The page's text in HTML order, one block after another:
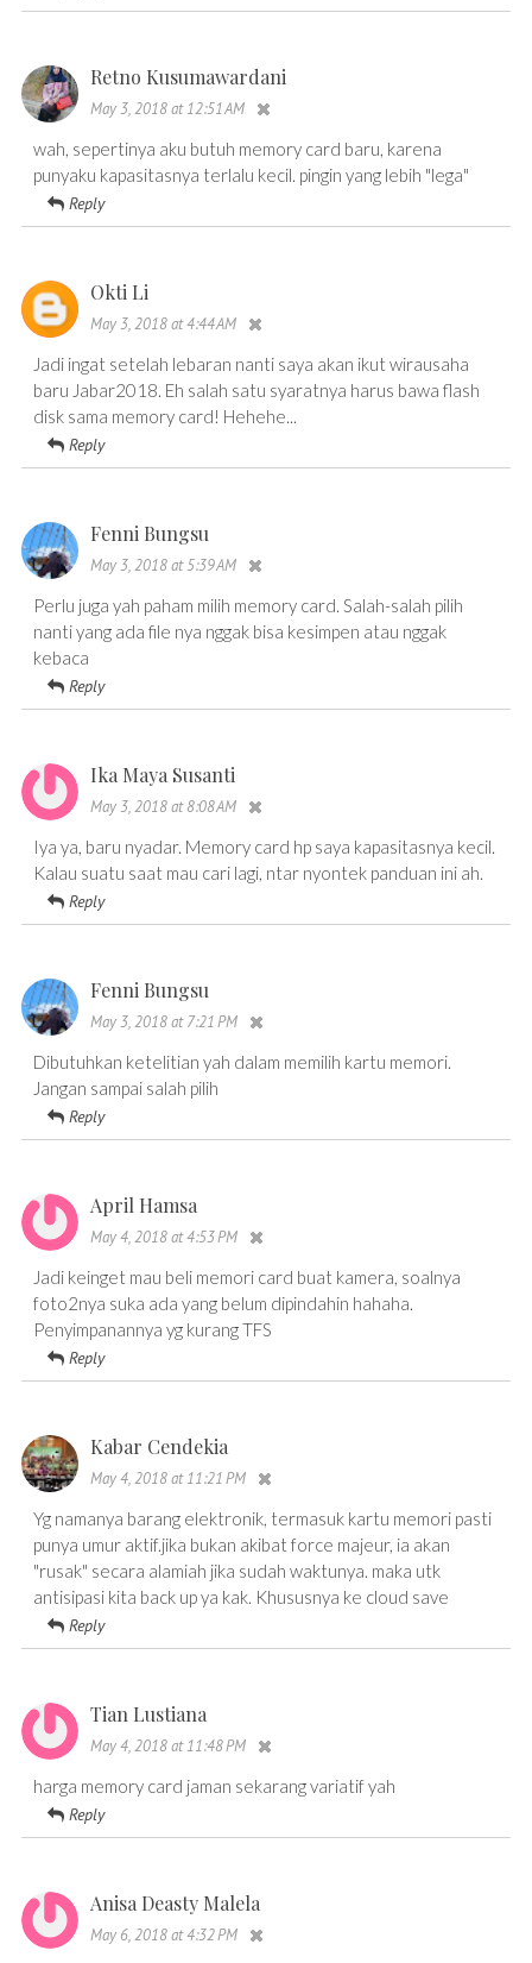
Retno Kusumawardani
May 3, 2018 at 12:51 AM
wah, sepertinya aku butuh memory card baru, karena
punyaku kapasitasnya terlalu kecil. pingin yang lebih "lega"
Reply
Okti Li
May 3, 2018 at 4:44 AM
Jadi ingat setelah lebaran nanti saya akan ikut wirausaha
baru Jabar2018. Eh salah satu syaratnya harus bawa flash
disk sama memory card! Hehehe...
Reply
Fenni Bungsu
May 3, 2018 at 5:39 AM
Perlu juga yah paham milih memory card. Salah-salah pilih
nanti yang ada file nya nggak bisa kesimpen atau nggak
kebaca
Reply
Ika Maya Susanti
May 3, 2018 at 8:08 AM
Iya ya, baru nyadar. Memory card hp saya kapasitasnya kecil.
Kalau suatu saat mau cari lagi, ntar nyontek panduan ini ah.
Reply
Fenni Bungsu
May 3, 2018 at 7:21 PM
Dibutuhkan ketelitian yah dalam memilih kartu memori.
Jangan sampai salah pilih
Reply
April Hamsa
May 4, 2018 at 4:53 PM
Jadi keinget mau beli memori card buat kamera, soalnya
foto2nya suka ada yang belum dipindahin hahaha.
Penyimpanannya yg kurang TFS
Reply
Kabar Cendekia
May 4, 2018 at 11:21 PM
Yg namanya barang elektronik, termasuk kartu memori pasti
punya umur aktif.jika bukan akibat force majeur, ia akan
"rusak" secara alamiah jika sudah waktunya. maka utk
antisipasi kita back up ya kak. Khususnya ke cloud save
Reply
Tian Lustiana
May 4, 2018 at 11:48 PM
harga memory card jaman sekarang variatif yah
Reply
Anisa Deasty Malela
May 6, 2018 at 4:32 PM